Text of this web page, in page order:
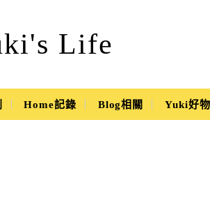
Life
Home記錄 Blog相關 Yuki好